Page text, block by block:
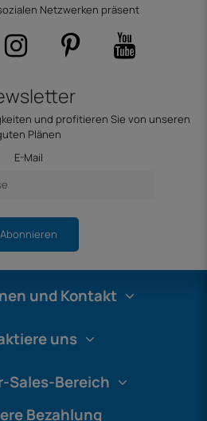
Netzwerken präsent
und profitieren Sie von unseren
Plänen
E-Mail
Abonnieren
und Kontakt
uns
Sales-Bereich
Bezahlung